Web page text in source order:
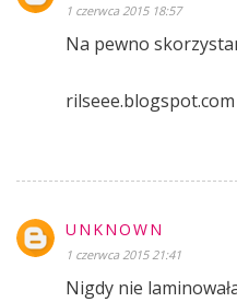
1 czerwca 2015 18:57
Na pewno
rilseee.blogspot.com
UNKNOWN
1 czerwca 2015 21:41
Nigdy nie